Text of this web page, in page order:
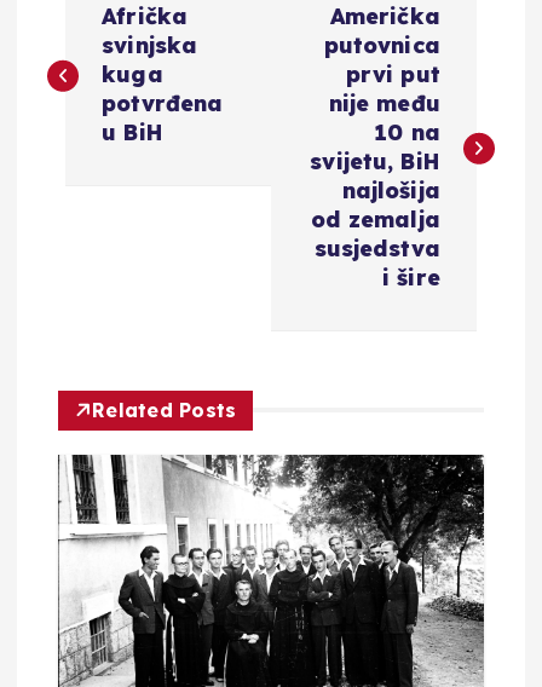
a
a
o
b
Afrička
svinjska
kuga
potvrđena
u BiH
Američka
putovnica
prvi put
nije među
10 na
svijetu, BiH
najlošija
od zemalja
susjedstva
i šire
Related Posts